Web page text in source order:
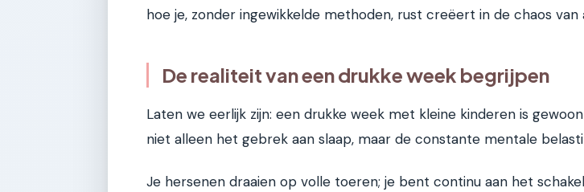
hoe je, zonder ingewikkelde methoden, rust creëert in de chaos van
De realiteit van een drukke week begrijpen
Laten we eerlijk zijn: een drukke week met kleine kinderen is
niet alleen het gebrek aan slaap, maar de constante mentale
Je hersenen draaien op volle toeren; je bent continu aan het